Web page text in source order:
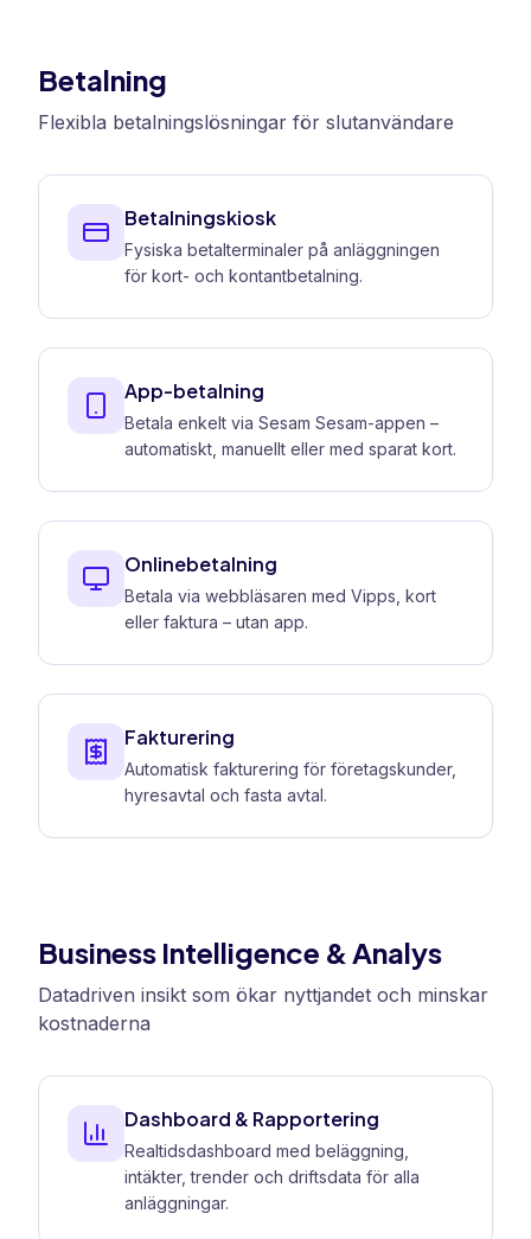
Betalning
Flexibla betalningslösningar för slutanvändare
Betalningskiosk
Fysiska betalterminaler på anläggningen
för kort- och kontantbetalning.
App-betalning
Betala enkelt via Sesam Sesam-appen –
automatiskt, manuellt eller med sparat kort.
Onlinebetalning
Betala via webbläsaren med Vipps, kort
eller faktura – utan app.
Fakturering
Automatisk fakturering för företagskunder,
hyresavtal och fasta avtal.
Business Intelligence & Analys
Datadriven insikt som ökar nyttjandet och minskar
kostnaderna
Dashboard & Rapportering
Realtidsdashboard med beläggning,
intäkter, trender och driftsdata för alla
anläggningar.